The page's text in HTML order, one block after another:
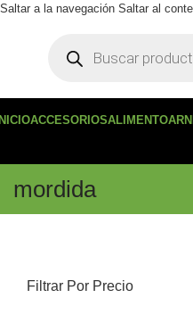
Saltar a la navegación Saltar al
ACCESORIOSALIMENTO
mordida
Filtrar Por Precio